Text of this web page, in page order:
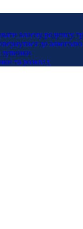
власну родинну
до алкоголю
та розклад